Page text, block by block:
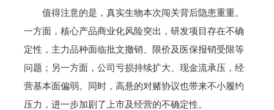
值得注意的是，真实生物本次闯关背后隐患重重。
一方面，核心产品商业化风险突出，研发项目存在不确
定性，主力品种面临批文撤销、限价及医保报销受限等
问题；另一方面，公司亏损持续扩大、现金流承压，经
营基本面偏弱。同时，高悬的对赌协议也带来不小履约
压力，进一步加剧了上市及经营的不确定性。